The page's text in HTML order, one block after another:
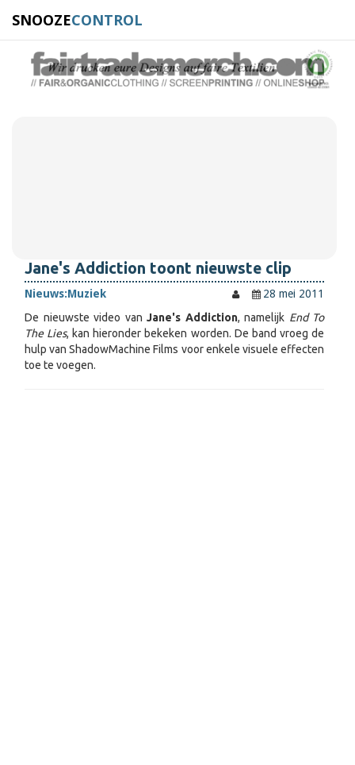
SNOOZECONTROL
Jane's Addiction toont nieuwste clip
Nieuws:Muziek
28 mei 2011
De nieuwste video van Jane's Addiction, namelijk End To
The Lies, kan hieronder bekeken worden. De band vroeg de
hulp van ShadowMachine Films voor enkele visuele effecten
toe te voegen.